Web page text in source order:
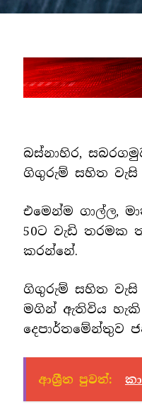
බස්නාහිර,
ගිගුරුම් සහිත වැසි
එමෙන්ම ගාල්ල,
50ට වැඩි තරමක
කරන්නේ.
ගිගුරුම් සහිත
මගින් ඇතිවිය හැකි
දෙපාර්තමේන්තුව
ආශ්‍රීත පුවත්: